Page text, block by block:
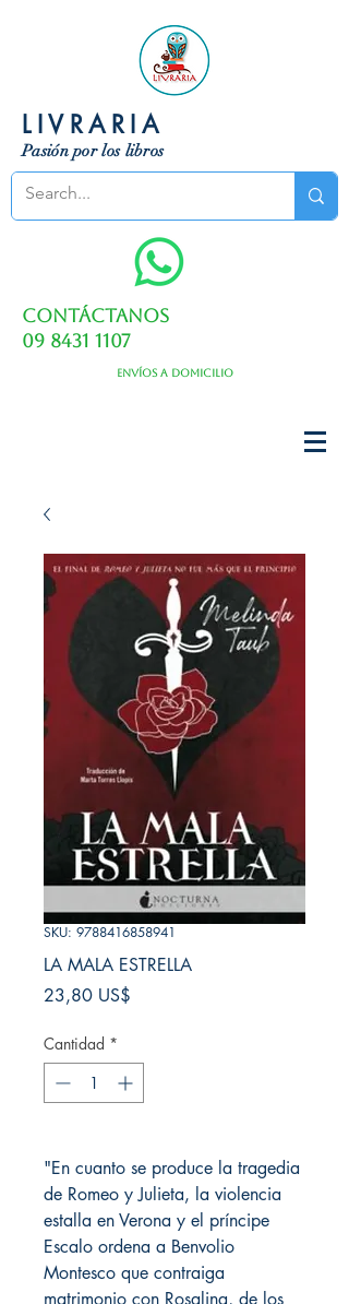
LIVRARIA
Pasión por los libros
Contáctanos
09 8431 1107
Envíos a domicilio
SKU: 9788416858941
LA MALA ESTRELLA
23,80 US$
Cantidad *
"En cuanto se produce la tragedia
de Romeo y Julieta, la violencia
estalla en Verona y el príncipe
Escalo ordena a Benvolio
Montesco que contraiga
matrimonio con Rosalina, de los